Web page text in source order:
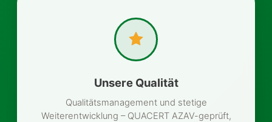
Unsere Qualität
Qualitätsmanagement und stetige
Weiterentwicklung – QUACERT AZAV-geprüft,